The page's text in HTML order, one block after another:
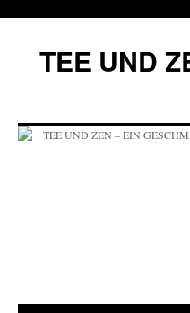
springen
TEE UND